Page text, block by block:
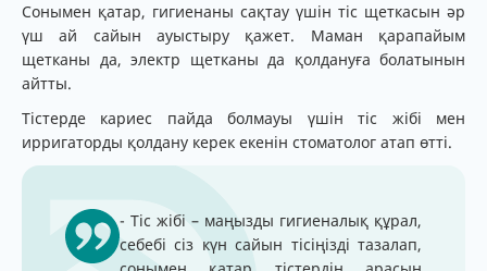
Сонымен қатар, гигиенаны сақтау үшін тіс щеткасын әр
үш ай сайын ауыстыру қажет. Маман қарапайым
щетканы да, электр щетканы да қолдануға болатынын
айтты.
Тістерде кариес пайда болмауы үшін тіс жібі мен
ирригаторды қолдану керек екенін стоматолог атап өтті.
- Тіс жібі – маңызды гигиеналық құрал,
себебі сіз күн сайын тісіңізді тазалап,